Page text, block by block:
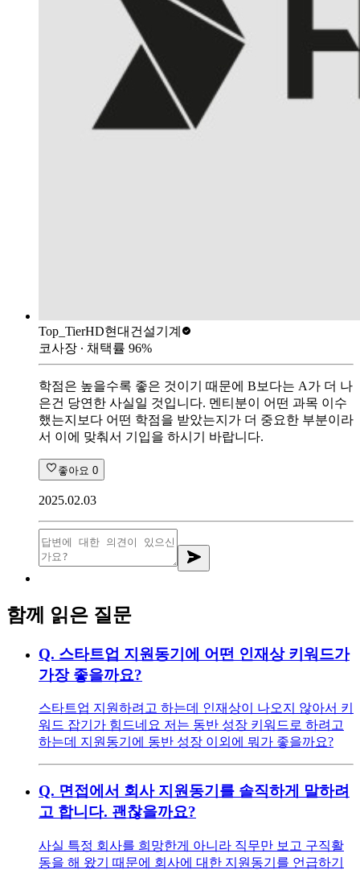
Top_TierHD현대건설기계
코사장 ∙ 채택률 96%
학점은 높을수록 좋은 것이기 때문에 B보다는 A가 더 나
은건 당연한 사실일 것입니다. 멘티분이 어떤 과목 이수
했는지보다 어떤 학점을 받았는지가 더 중요한 부분이라
서 이에 맞춰서 기입을 하시기 바랍니다.
좋아요 0
2025.02.03
함께 읽은 질문
Q. 스타트업 지원동기에 어떤 인재상 키워드가
가장 좋을까요?
스타트업 지원하려고 하는데 인재상이 나오지 않아서 키
워드 잡기가 힘드네요 저는 동반 성장 키워드로 하려고
하는데 지원동기에 동반 성장 이외에 뭐가 좋을까요?
Q. 면접에서 회사 지원동기를 솔직하게 말하려
고 합니다. 괜찮을까요?
사실 특정 회사를 희망한게 아니라 직무만 보고 구직활
동을 해 왔기 때문에 회사에 대한 지원동기를 언급하기